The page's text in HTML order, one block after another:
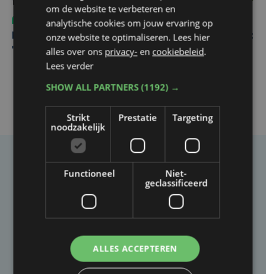
Sport
do 30 juli | 17:04
Karel Sabbe hervat recordpoging na ziekenhuisbezoek:
"Blij dat we niet hebben moeten stoppen"
Taalfout opgemerkt?
Heb je een taal- of schrijffout opgemerkt in dit
Laat het ons weten
om de website te verbeteren en
analytische cookies om jouw ervaring op
onze website te optimaliseren. Lees hier
alles over ons privacy- en cookiebeleid.
Lees verder
SHOW ALL PARTNERS(1192) →
Strikt
noodzakelijk
Prestatie Targeting
Functioneel
Niet-
geclassificeerd
ALLES ACCEPTEREN